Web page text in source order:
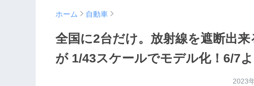
ホーム 自動車
全国に2台だけ。放射線を遮断出
が 1/43スケールでモデル化！6/7よ
2023